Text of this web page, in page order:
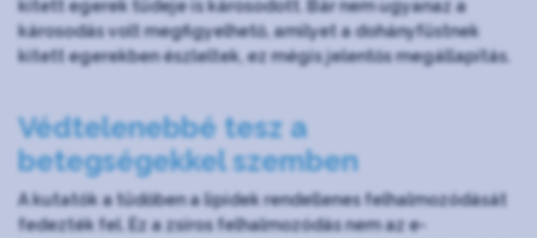
kitett egerek tüdeje is károsodott. Bár nem ugyanaz a
károsodás volt megfigyelhető, amilyet a dohányfüstnek
kitett egerekben észleltek, ez mégis jelentős megállapítás.
Védtelenebbé tesz a
betegségekkel szemben
A kutatók a tüdőben a lipidek rendellenes felhalmozódását
fedezték fel. Ez a zsíros felhalmozódás nem az e-